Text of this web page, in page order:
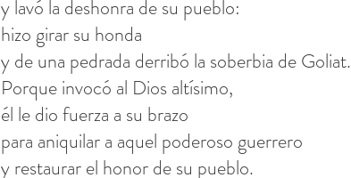
y lavó la deshonra de su pueblo:
hizo girar su honda
y de una pedrada derribó la soberbia de Goliat.
Porque invocó al Dios altísimo,
él le dio fuerza a su brazo
para aniquilar a aquel poderoso guerrero
y restaurar el honor de su pueblo.